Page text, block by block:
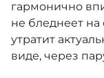
гармонично
не бледнеет
утратит
виде, через